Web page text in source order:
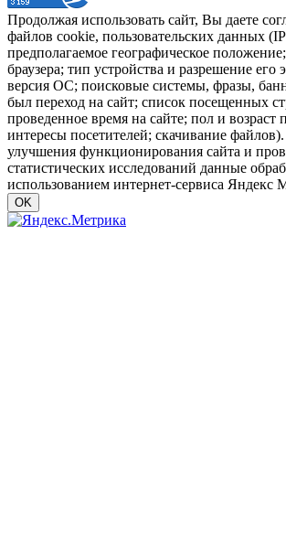
Продолжая использовать сайт, Вы даете
файлов cookie, пользовательских данных
предполагаемое географическое
браузера; тип устройства и разрешение его
версия ОС; поисковые системы, фразы,
был переход на сайт; список посещенных
проведенное время на сайте; пол и возраст
интересы посетителей; скачивание
улучшения функционирования сайта и
статистических исследований данные
использованием интернет-сервиса Яндекс
OK